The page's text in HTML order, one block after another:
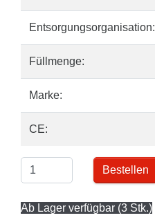
Entsorgungsorganisation:
Füllmenge:
Marke:
CE:
Bestellen
Ab Lager verfügbar (3 Stk.)